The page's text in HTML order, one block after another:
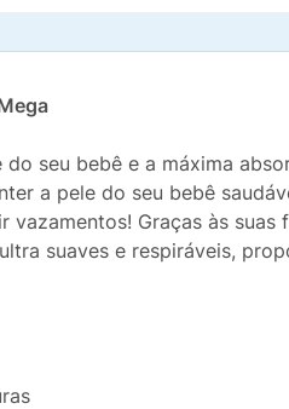
seu bebê e a máxima
a pele do seu bebê
vazamentos! Graças às
suaves e respiráveis,